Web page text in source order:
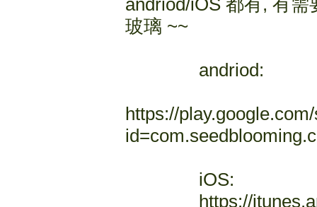
玻璃 ~~
andriod:
https://
iOS:
https://